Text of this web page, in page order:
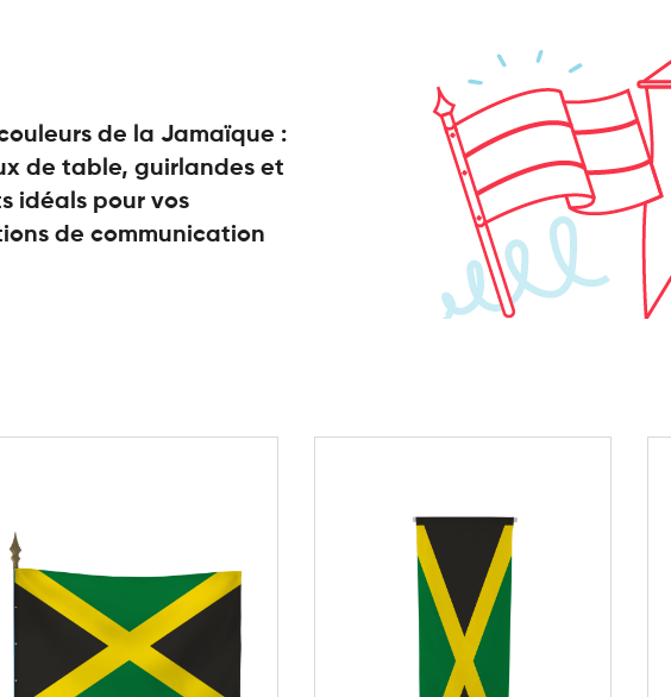
de la Jamaïque :
de table, guirlandes et
idéals pour vos
de communication